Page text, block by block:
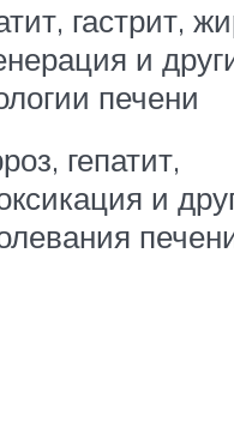
гастрит,
и
печени
гепатит,
и